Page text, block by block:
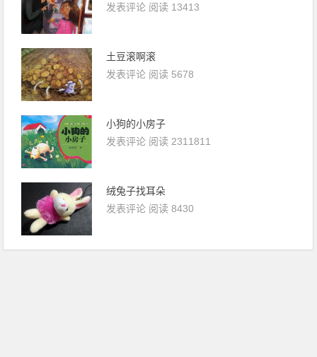
发表评论 阅读 13413
土豆滚啊滚
发表评论 阅读 5678
小狗的小房子
发表评论 阅读 2311811
绒兔子找耳朵
发表评论 阅读 8430